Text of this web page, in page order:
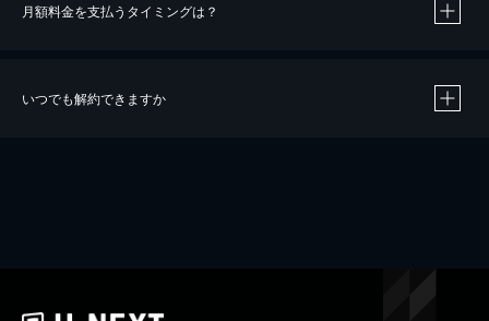
※40％ポイント還元の対象は、クレジットカード決済による作品の購入 / レンタルです。
iOSアプリのUコイン決済による作品の購入 / レンタルは、20％のポイント還元です。
月額料金を支払うタイミングは？
いつでも解約できますか